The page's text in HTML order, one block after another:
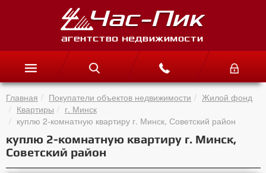
Главная Покупатели объектов недвижимости
Жилой фонд
Квартиры
г. Минск
куплю 2-комнатную квартиру г. Минск, Советский район
куплю 2-комнатную квартиру г. Минск,
Советский район